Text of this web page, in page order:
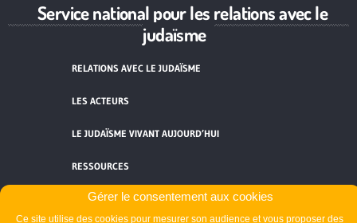
Gérer le consentement aux cookies
Ce site utilise des cookies pour mesurer son audience et vous proposer des
Service national pour les relations avec le
judaïsme
RELATIONS AVEC LE JUDAÏSME
LES ACTEURS
LE JUDAÏSME VIVANT AUJOURD’HUI
RESSOURCES
ACTUALITÉS